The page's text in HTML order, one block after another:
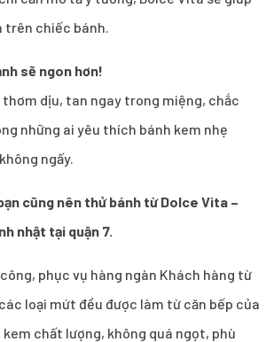
trên chiếc bánh.
sẽ ngon hơn!
thơm dịu, tan ngay trong miệng, chắc
những ai yêu thích bánh kem nhẹ
ngấy.
cũng nên thử bánh từ Dolce Vita –
nhật tại quận 7.
phục vụ hàng ngàn Khách hàng từ
loại mứt đều được làm từ căn bếp của
chất lượng, không quá ngọt, phù